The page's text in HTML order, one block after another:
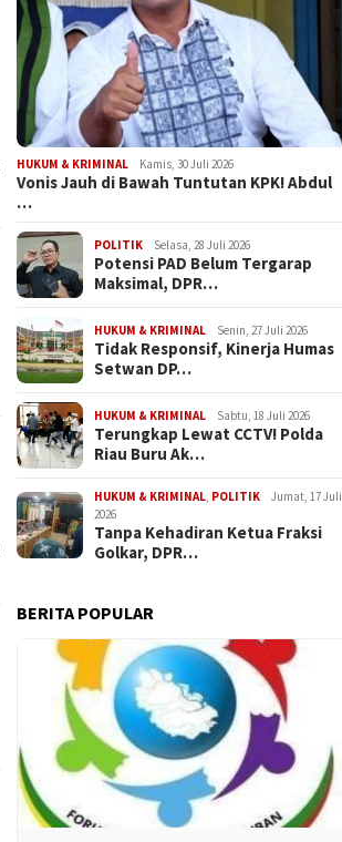
HUKUM & KRIMINAL Kamis, 30 Juli 2026
Vonis Jauh di Bawah Tuntutan KPK! Abdul
…
POLITIK Selasa, 28 Juli 2026
Potensi PAD Belum Tergarap
Maksimal, DPR…
HUKUM & KRIMINAL Senin, 27 Juli 2026
Tidak Responsif, Kinerja Humas
Setwan DP…
HUKUM & KRIMINAL Sabtu, 18 Juli 2026
Terungkap Lewat CCTV! Polda
Riau Buru Ak…
HUKUM & KRIMINAL, POLITIK
Jumat, 17 Juli
2026
Tanpa Kehadiran Ketua Fraksi
Golkar, DPR…
BERITA POPULAR